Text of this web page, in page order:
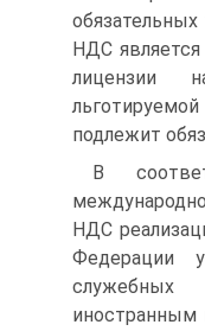
НДС является
лицензии
подлежит
В
НДС
Федерации
иностранным